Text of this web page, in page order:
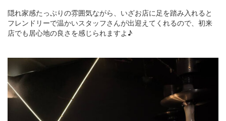
隠れ家感たっぷりの雰囲気ながら、いざお店に足を踏み入れると
フレンドリーで温かいスタッフさんが出迎えてくれるので、初来
店でも居心地の良さを感じられますよ♪